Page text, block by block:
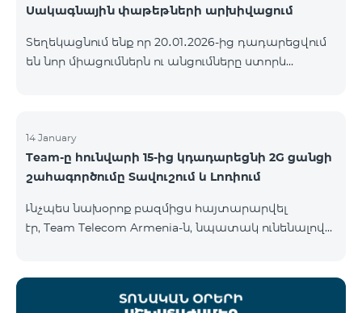
կլինեն միայն այն մարզերում, որտեղ դրանց
մարմինների պահանջների։ Այս փոփոխությունը
իրականացվում է հեռուստատեսային հարթակի
ցանկը ըստ մարզեր
Սակագնային փաթեթների արխիվացում
Տեղեկացնում ենք որ 20․01․2026-ից դադարեցվում
են նոր միացումներն ու անցումները ստորև
14 January
Team-ը հունվարի 15-ից կդադարեցնի 2G ցանցի
շահագործումը Տավուշում և Լոռիում
Ւնչպես նախօրոք բազմիցս հայտարարվել
էր, Team Telecom Armenia-ն, նպատակ ունենալով
կունենա փուլային տարբերակով: Առաջին փուլով